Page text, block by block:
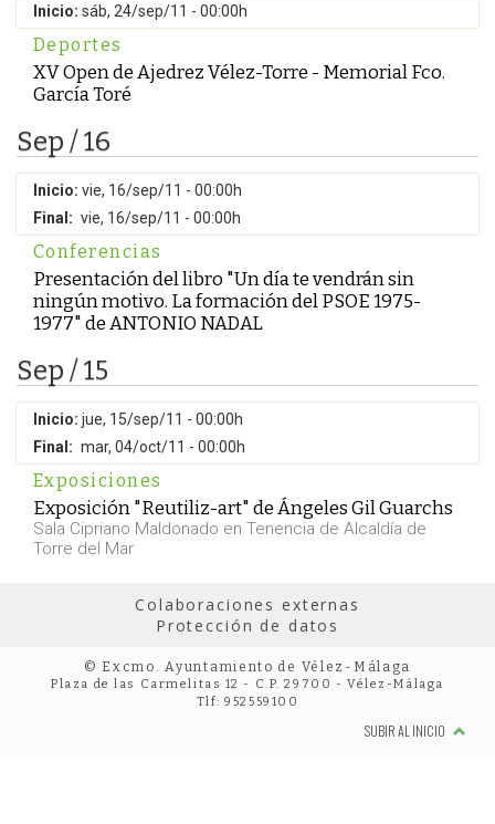
Inicio: sáb, 24/sep/11 - 00:00h
Deportes
XV Open de Ajedrez Vélez-Torre - Memorial Fco.
García Toré
Sep / 16
Inicio: vie, 16/sep/11 - 00:00h
Final: vie, 16/sep/11 - 00:00h
Conferencias
Presentación del libro "Un día te vendrán sin
ningún motivo. La formación del PSOE 1975-
1977" de ANTONIO NADAL
Sep / 15
Inicio: jue, 15/sep/11 - 00:00h
Final: mar, 04/oct/11 - 00:00h
Exposiciones
Exposición "Reutiliz-art" de Ángeles Gil Guarchs
Sala Cipriano Maldonado en Tenencia de Alcaldía de
Torre del Mar
Colaboraciones externas
Protección de datos
© Excmo. Ayuntamiento de Vélez-Málaga
Plaza de las Carmelitas 12 - C.P. 29700 - Vélez-Málaga
Tlf: 952559100
SUBIR AL INICIO